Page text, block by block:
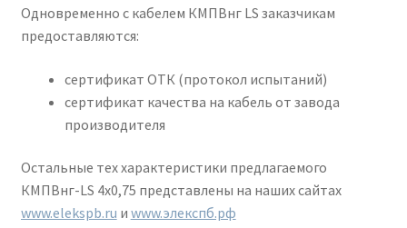
Одновременно с кабелем КМПВнг LS заказчикам
предоставляются:
сертификат ОТК (протокол испытаний)
сертификат качества на кабель от завода
производителя
Остальные тех характеристики предлагаемого
КМПВнг-LS 4х0,75 представлены на наших сайтах
www.elekspb.ru и www.элекспб.рф